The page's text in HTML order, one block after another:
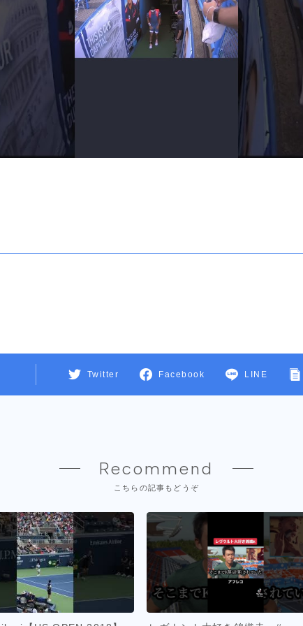
Twitter Facebook LINE
Recommend
こちらの記事もどうぞ